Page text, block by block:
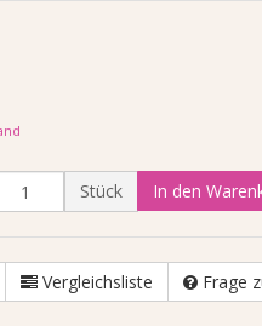
Stück In den
Vergleichsliste Frage